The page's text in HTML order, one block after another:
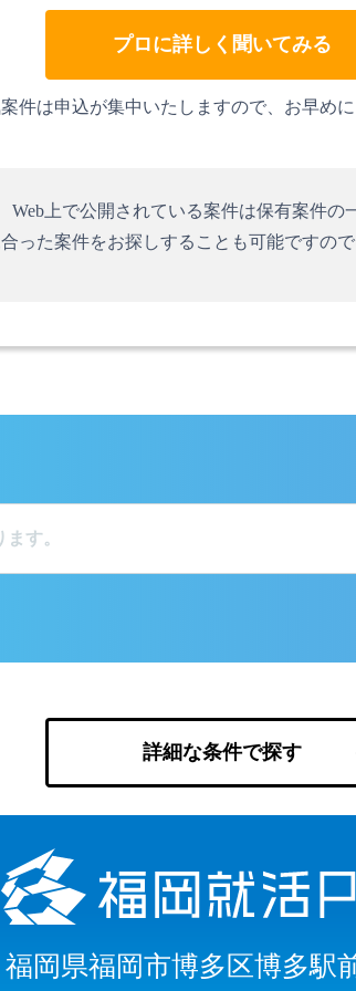
プロに詳しく聞いてみる
件は申込が集中いたしますので、お早めに
Web上で公開されている案件は保有案件の
った案件をお探しすることも可能ですの
詳細な条件で探す
福岡県福岡市博多区博多駅